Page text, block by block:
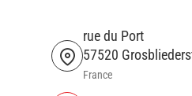
rue du Port
57520
France